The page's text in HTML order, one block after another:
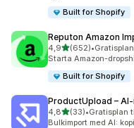
Built for Shopify
Reputon Amazon
4,9av 5 stjärnor
(652)
652 recensioner totalt
•
Starta Amazon-
Built for Shopify
ProductUpload –
4,8av 5 stjärnor
(33)
33 recensioner totalt
•Gratisplan
Bulkimport med AI: